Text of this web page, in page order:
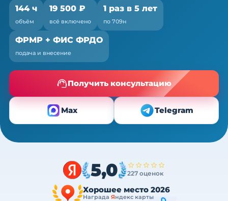
144 ч
объём
19 500 ₽
всё включено
1 раз в 5 лет
по 709н
ФРМР + ФИС ФРДО
подача и внесение
Получить консультацию
Max Telegram
5,0 227 оценок
Хорошее место 2026
Награда Яндекс карты